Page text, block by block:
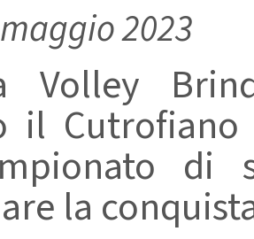
2023
Volley
il
di
la